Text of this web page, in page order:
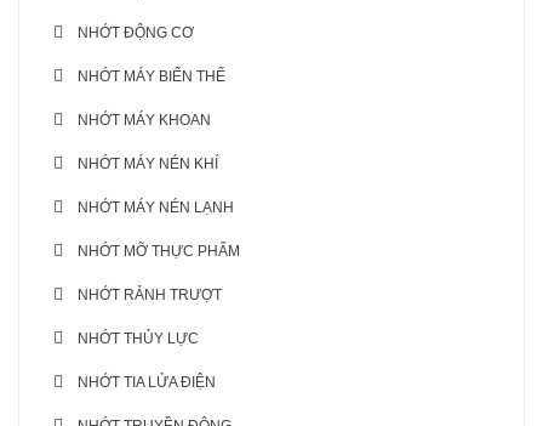
NHỚT ĐỘNG CƠ
NHỚT MÁY BIẾN THẾ
NHỚT MÁY KHOAN
NHỚT MÁY NÉN KHÍ
NHỚT MÁY NÉN LẠNH
NHỚT MỠ THỰC PHẨM
NHỚT RẢNH TRƯỢT
NHỚT THỦY LỰC
NHỚT TIA LỬA ĐIỆN